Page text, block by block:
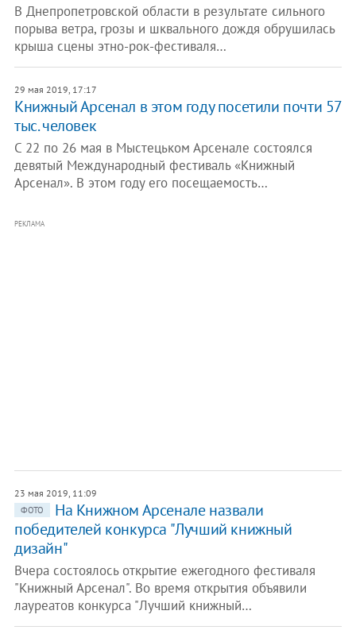
В Днепропетровской области в результате сильного
порыва ветра, грозы и шквального дождя обрушилась
крыша сцены этно-рок-фестиваля…
29 мая 2019, 17:17
Книжный Арсенал в этом году посетили почти 57
тыс. человек
С 22 по 26 мая в Мыстецьком Арсенале состоялся
девятый Международный фестиваль «Книжный
Арсенал». В этом году его посещаемость…
РЕКЛАМА
23 мая 2019, 11:09
ФОТО
На Книжном Арсенале назвали
победителей конкурса "Лучший книжный
дизайн"
Вчера состоялось открытие ежегодного фестиваля
"Книжный Арсенал". Во время открытия объявили
лауреатов конкурса "Лучший книжный…